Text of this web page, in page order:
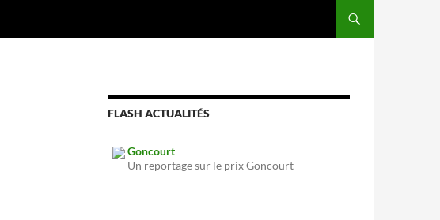
FLASH ACTUALITÉS
Goncourt
Un reportage sur le prix Goncourt